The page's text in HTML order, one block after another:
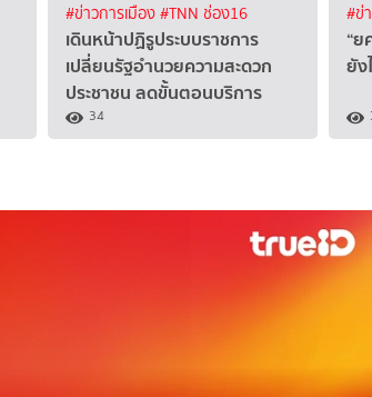
#ข่าวการเมือง#TNN ช่อง16
เดินหน้าปฏิรูประบบราชการ
เปลี่ยนรัฐอำนวยความสะดวก
ประชาชน ลดขั้นตอนบริการ
34
#ข่
“
ยั